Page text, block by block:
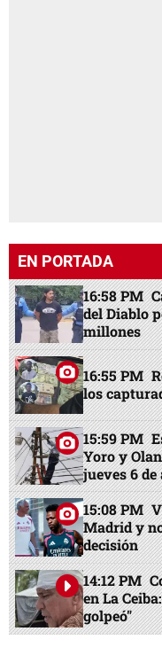
EN PORTADA
16:58 PM
del Diablo
millones
16:55 PM
los
15:59 PM
Yoro y
jueves 6 de
15:08 PM
Madrid y
decisión
14:12 PM
en La
golpeó"